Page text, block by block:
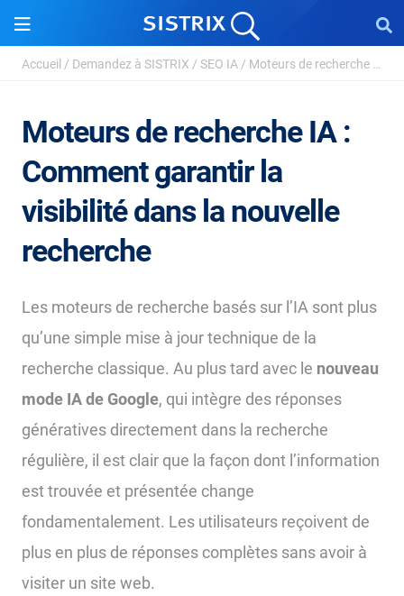
Accueil / Demandez à SISTRIX / SEO IA / Moteurs de recherche IA
Moteurs de recherche IA :
Comment garantir la
visibilité dans la nouvelle
recherche
Les moteurs de recherche basés sur l’IA sont plus
qu’une simple mise à jour technique de la
recherche classique. Au plus tard avec le nouveau
mode IA de Google, qui intègre des réponses
génératives directement dans la recherche
régulière, il est clair que la façon dont l’information
est trouvée et présentée change
fondamentalement. Les utilisateurs reçoivent de
plus en plus de réponses complètes sans avoir à
visiter un site web.